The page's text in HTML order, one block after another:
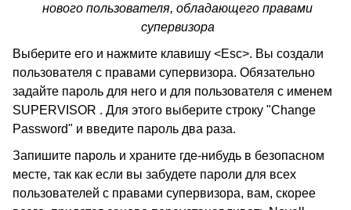
нового пользователя, обладающего правами
супервизора
Выберите его и нажмите клавишу <Esc>. Вы создали
пользователя с правами супервизора. Обязательно
задайте пароль для него и для пользователя с именем
SUPERVISOR . Для этого выберите строку "Change
Password" и введите пароль два раза.
Запишите пароль и храните где-нибудь в безопасном
месте, так как если вы забудете пароли для всех
пользователей с правами супервизора, вам, скорее